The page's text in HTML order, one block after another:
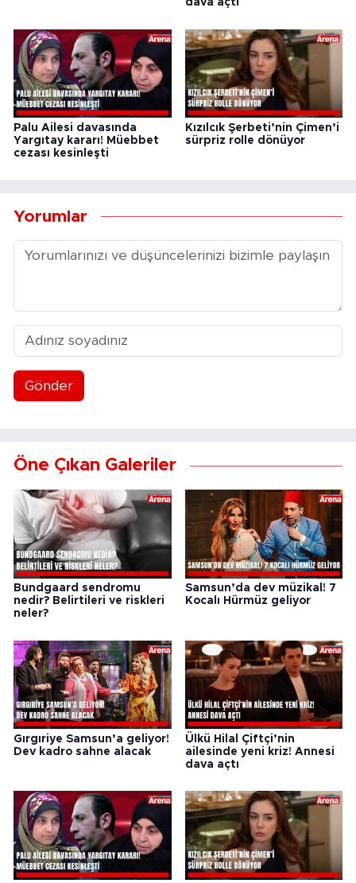
dava açtı
Palu Ailesi davasında
Yargıtay kararı! Müebbet
cezası kesinleşti
Kızılcık Şerbeti’nin Çimen’i
sürpriz rolle dönüyor
Yorumlar
Gönder
Öne Çıkan Galeriler
Bundgaard sendromu
nedir? Belirtileri ve riskleri
neler?
Samsun’da dev müzikal! 7
Kocalı Hürmüz geliyor
Gırgıriye Samsun’a geliyor!
Dev kadro sahne alacak
Ülkü Hilal Çiftçi’nin
ailesinde yeni kriz! Annesi
dava açtı